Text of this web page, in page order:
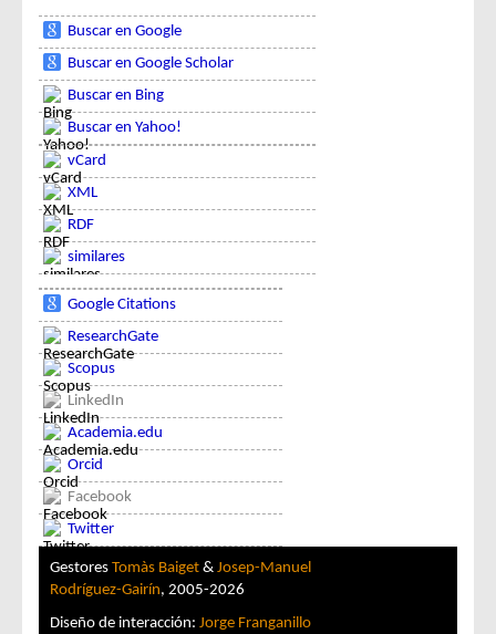
Buscar en Google
Buscar en Google Scholar
Buscar en Bing
Buscar en Yahoo!
vCard
XML
RDF
similares
Google Citations
ResearchGate
Scopus
LinkedIn
Academia.edu
Orcid
Facebook
Twitter
Gestores Tomàs Baiget & Josep-Manuel
Rodríguez-Gairín, 2005-2026
Diseño de interacción: Jorge Franganillo